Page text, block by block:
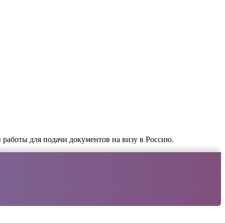
для подачи документов на визу в Россию.